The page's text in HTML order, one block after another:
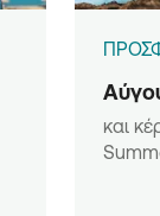
και